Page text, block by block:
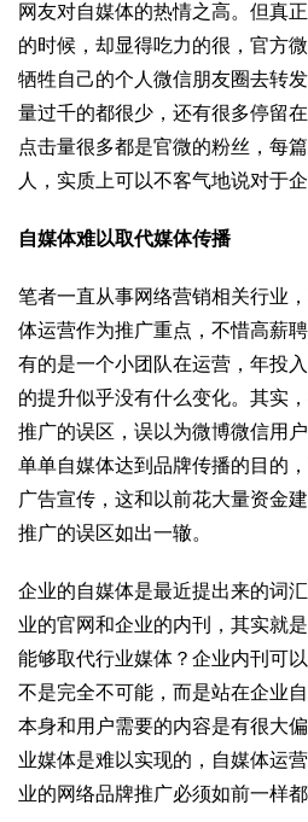
网友对自媒体的热情之高。但真
的时候，却显得吃力的很，官方
牺牲自己的个人微信朋友圈去转
量过千的都很少，还有很多停留
点击量很多都是官微的粉丝，每
人，实质上可以不客气地说对于
自媒体难以取代媒体传播
笔者一直从事网络营销相关行业
体运营作为推广重点，不惜高薪
有的是一个小团队在运营，年投
的提升似乎没有什么变化。其实
推广的误区，误以为微博微信用
单单自媒体达到品牌传播的目的
广告宣传，这和以前花大量资金
推广的误区如出一辙。
企业的自媒体是最近提出来的词
业的官网和企业的内刊，其实就
能够取代行业媒体？企业内刊可
不是完全不可能，而是站在企业
本身和用户需要的内容是有很大
业媒体是难以实现的，自媒体运
业的网络品牌推广必须如前一样都